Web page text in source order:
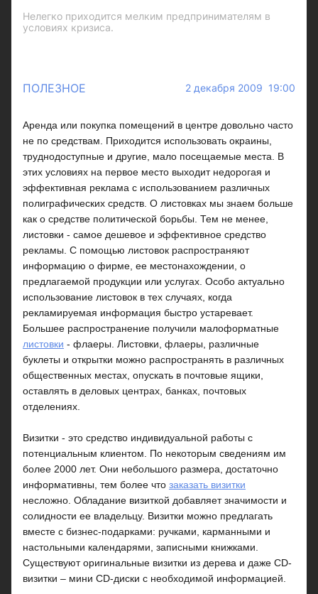
Нелегко приходится мелким предпринимателям в
условиях кризиса.
ПОЛЕЗНОЕ 2 декабря 2009 19:00
Аренда или покупка помещений в центре довольно часто
не по средствам. Приходится использовать окраины,
труднодоступные и другие, мало посещаемые места. В
этих условиях на первое место выходит недорогая и
эффективная реклама с использованием различных
полиграфических средств. О листовках мы знаем больше
как о средстве политической борьбы. Тем не менее,
листовки - самое дешевое и эффективное средство
рекламы. С помощью листовок распространяют
информацию о фирме, ее местонахождении, о
предлагаемой продукции или услугах. Особо актуально
использование листовок в тех случаях, когда
рекламируемая информация быстро устаревает.
Большее распространение получили малоформатные
листовки - флаеры. Листовки, флаеры, различные
буклеты и открытки можно распространять в различных
общественных местах, опускать в почтовые ящики,
оставлять в деловых центрах, банках, почтовых
отделениях.
Визитки - это средство индивидуальной работы с
потенциальным клиентом. По некоторым сведениям им
более 2000 лет. Они небольшого размера, достаточно
информативны, тем более что заказать визитки
несложно. Обладание визиткой добавляет значимости и
солидности ее владельцу. Визитки можно предлагать
вместе с бизнес-подарками: ручками, карманными и
настольными календарями, записными книжками.
Существуют оригинальные визитки из дерева и даже CD-
визитки – мини CD-диски с необходимой информацией.